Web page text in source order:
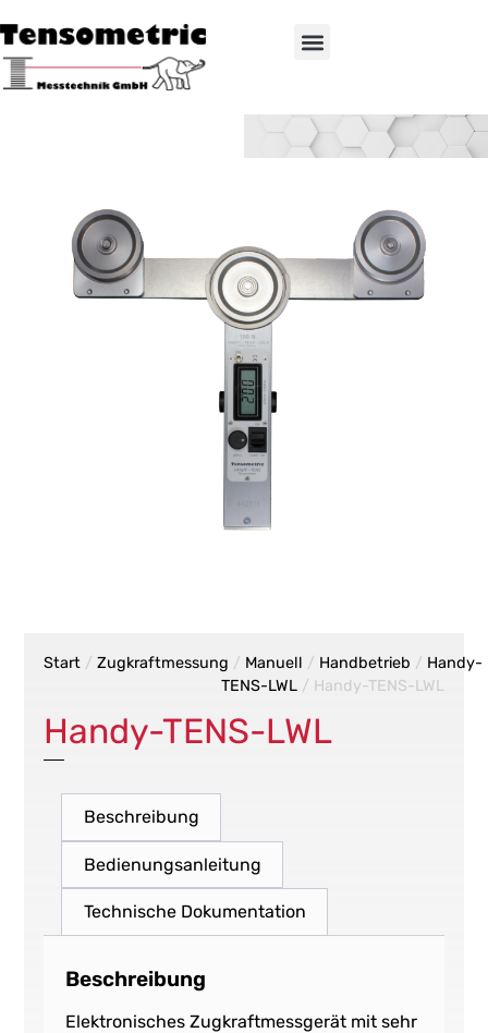
Start /Zugkraftmessung / Manuell / Handbetrieb / Handy-
TENS-LWL/ Handy-TENS-LWL
Handy-TENS-LWL
Beschreibung
Bedienungsanleitung
Technische Dokumentation
Beschreibung
Elektronisches Zugkraftmessgerät mit sehr